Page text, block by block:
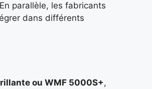
parallèle, les fabricants
dans différents
ou WMF 5000S+,